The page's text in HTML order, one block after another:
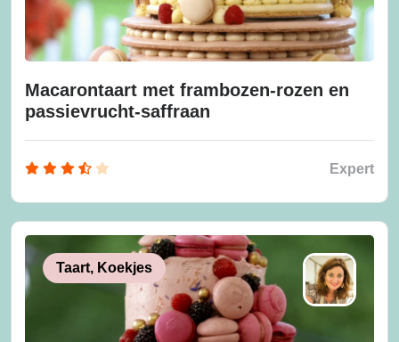
Macarontaart met frambozen-rozen en
passievrucht-saffraan
Expert
Taart, Koekjes